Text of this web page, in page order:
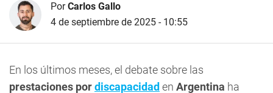
PorCarlos Gallo
4 de septiembre de 2025 - 10:55
En los últimos meses, el debate sobre las
prestaciones pordiscapacidaden Argentina ha